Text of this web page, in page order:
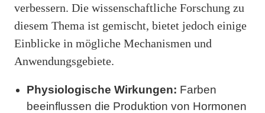
verbessern. Die wissenschaftliche Forschung zu
diesem Thema ist gemischt, bietet jedoch einige
Einblicke in mögliche Mechanismen und
Anwendungsgebiete.
Physiologische Wirkungen: Farben
beeinflussen die Produktion von Hormonen